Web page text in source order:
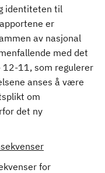
identiteten til
er
av nasjonal
med det
12-11, som regulerer
anses å være
om
det ny
for